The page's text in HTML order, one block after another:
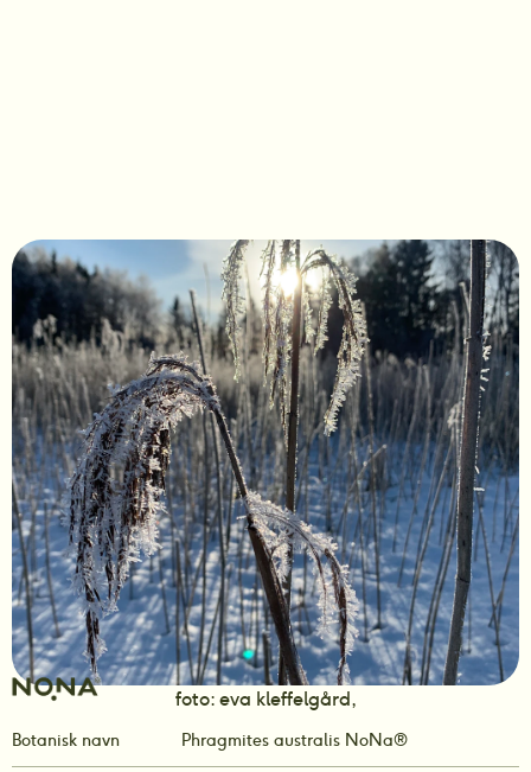
Botanisk navn Phragmites australis NoNa®
foto: eva kleffelgård,